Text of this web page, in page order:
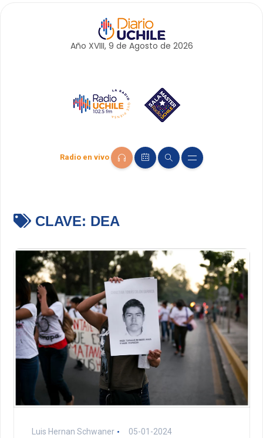
Año XVIII, 9 de Agosto de 2026
Radio en vivo
CLAVE: DEA
Luis Hernan Schwaner 05-01-2024